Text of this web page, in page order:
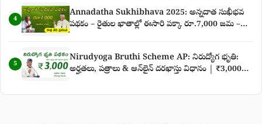
4
Annadatha Sukhibhava 2025: అన్నదాత సుఖీభవ
పథకం – రైతుల ఖాతాల్లో ఈసారి పక్కా రూ.7,000 జమ –
5
Nirudyoga Bruthi Scheme AP: నిరుద్యోగ భృతి:
అర్హతలు, పత్రాలు & ఆన్‌లైన్ దరఖాస్తు విధానం | ₹3,000